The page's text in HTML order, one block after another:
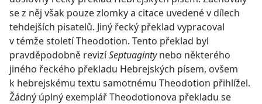
se z něj však pouze zlomky a citace uvedené v dílech
tehdejších pisatelů. Jiný řecký překlad vypracoval
v témže století Theodotion. Tento překlad byl
pravděpodobně revizíSeptuagintynebo některého
jiného řeckého překladu Hebrejských písem, ovšem
k hebrejskému textu samotnému Theodotion přihlížel.
Žádný úplný exemplář Theodotionova překladu se